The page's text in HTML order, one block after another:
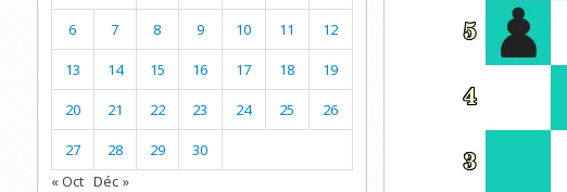
6 7 8 9 10 11 12
13 14 15 16 17 18 19
20 21 22 23 24 25 26
27 28 29
30
« Oct Déc »